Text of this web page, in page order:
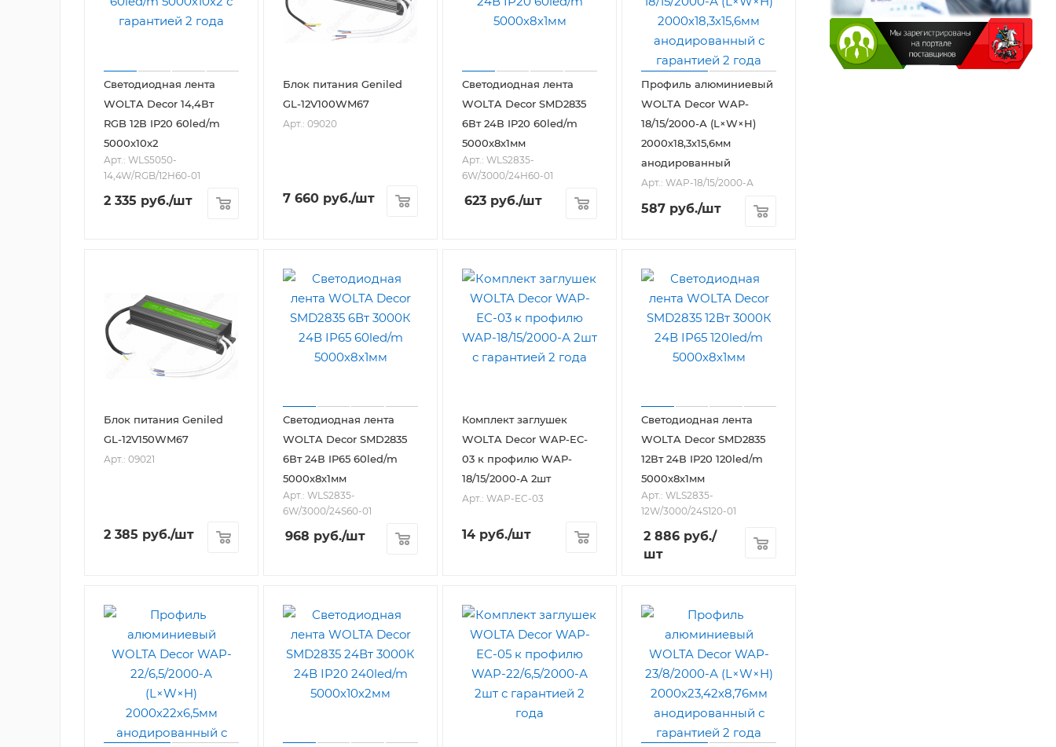
Светодиодная лента
WOLTA Decor 14,4Вт
RGB 12В IP20 60led/m
5000х10х2
Арт.: WLS5050-
14,4W/RGB/12H60-01
2 335 руб./шт
Блок питания Geniled
GL-12V100WM67
Арт.: 09020
7 660 руб./шт
Светодиодная лента
WOLTA Decor SMD2835
6Вт 24В IP20 60led/m
5000х8х1мм
Арт.: WLS2835-
6W/3000/24H60-01
623 руб./шт
Профиль алюминиевый
WOLTA Decor WAP-
18/15/2000-А (L×W×H)
2000х18,3х15,6мм
анодированный
Арт.: WAP-18/15/2000-А
587 руб./шт
Блок питания Geniled
GL-12V150WM67
Арт.: 09021
2 385 руб./шт
Светодиодная лента
WOLTA Decor SMD2835
6Вт 24В IP65 60led/m
5000х8х1мм
Арт.: WLS2835-
6W/3000/24S60-01
968 руб./шт
Комплект заглушек
WOLTA Decor WAP-EC-
03 к профилю WAP-
18/15/2000-А 2шт
Арт.: WAP-EC-03
14 руб./шт
Светодиодная лента
WOLTA Decor SMD2835
12Вт 24В IP20 120led/m
5000х8х1мм
Арт.: WLS2835-
12W/3000/24S120-01
2 886 руб./
шт